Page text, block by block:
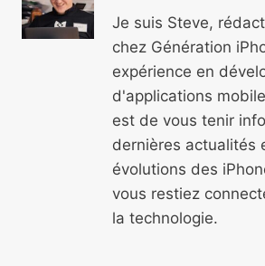
Je suis Steve,
chez Génération
expérience en
d'applications
est de vous tenir
dernières actualités
évolutions des
vous restiez
la technologie.